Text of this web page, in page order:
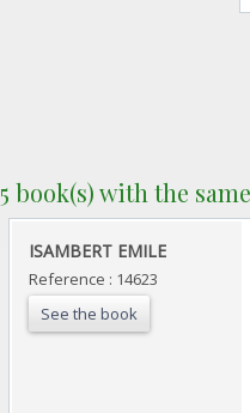
5 book(s) with the
‎ISAMBERT EMILE‎
Reference : 14623
See the book